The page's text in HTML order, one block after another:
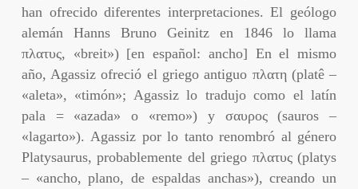
han ofrecido diferentes interpretaciones. El geólogo
alemán Hanns Bruno Geinitz en 1846 lo llama
πλατυς, «breit») [en español: ancho] En el mismo
año, Agassiz ofreció el griego antiguo πλατη (platê –
«aleta», «timón»; Agassiz lo tradujo como el latín
pala = «azada» o «remo») y σαυρος (sauros –
«lagarto»). Agassiz por lo tanto renombró al género
Platysaurus, probablemente del griego πλατυς (platys
– «ancho, plano, de espaldas anchas»), creando un